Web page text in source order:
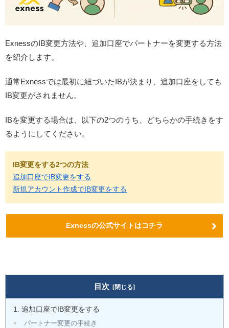
ExnessのIB変更方法や、追加口座でパートナーを変更する方法
を紹介します。
通常Exnessでは最初に紐づいたIBが決まり、追加口座をしても
IB変更がされません。
IBを変更する場合は、以下の2つのうち、どちらかの手続きをす
るようにしてください。
IB変更をする2つの方法
追加口座でIB変更をする
新規アカウント作成でIB変更をする
Exnessの公式サイトはコチラ
目次
追加口座でIB変更をする
パートナー変更の手続き